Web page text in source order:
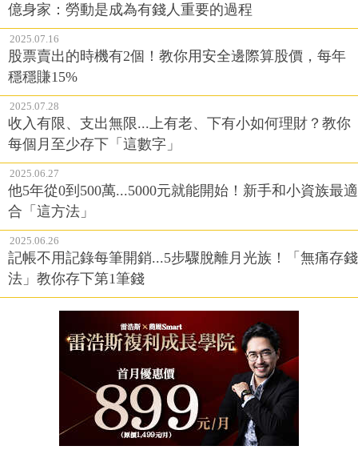
億身家：勞動是成為有錢人重要的過程
2025.07.16
股票賣出的時機有2個！教你用安全邊際算股價，每年
穩穩賺15%
2025.07.28
收入有限、支出無限...上有老、下有小如何理財？教你
每個月至少存下「這數字」
2025.06.27
他5年從0到500萬...5000元就能開始！新手和小資族最適
合「這方法」
2025.06.26
記帳不用記錄每筆開銷...5步驟脫離月光族！「無痛存錢
法」教你存下第1筆錢